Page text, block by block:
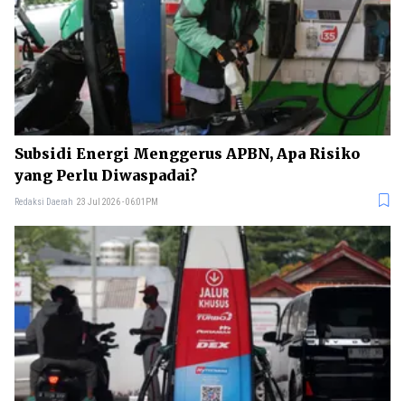
Subsidi Energi Menggerus APBN, Apa Risiko
yang Perlu Diwaspadai?
Redaksi Daerah 23 Jul 2026 - 06:01PM